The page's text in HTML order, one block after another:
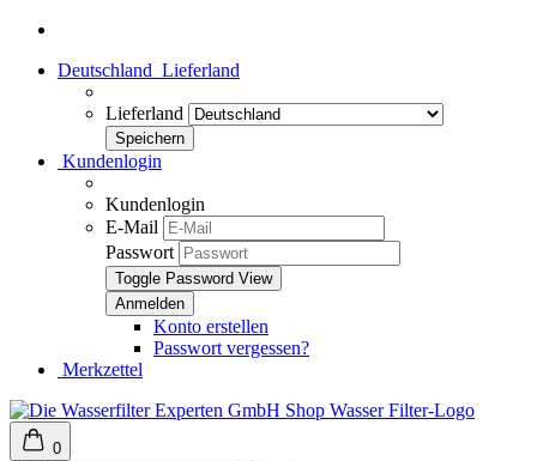
Deutschland Lieferland
Lieferland
Kundenlogin
Kundenlogin
E-Mail
Passwort
Toggle Password View
Konto erstellen
Passwort vergessen?
Merkzettel
0